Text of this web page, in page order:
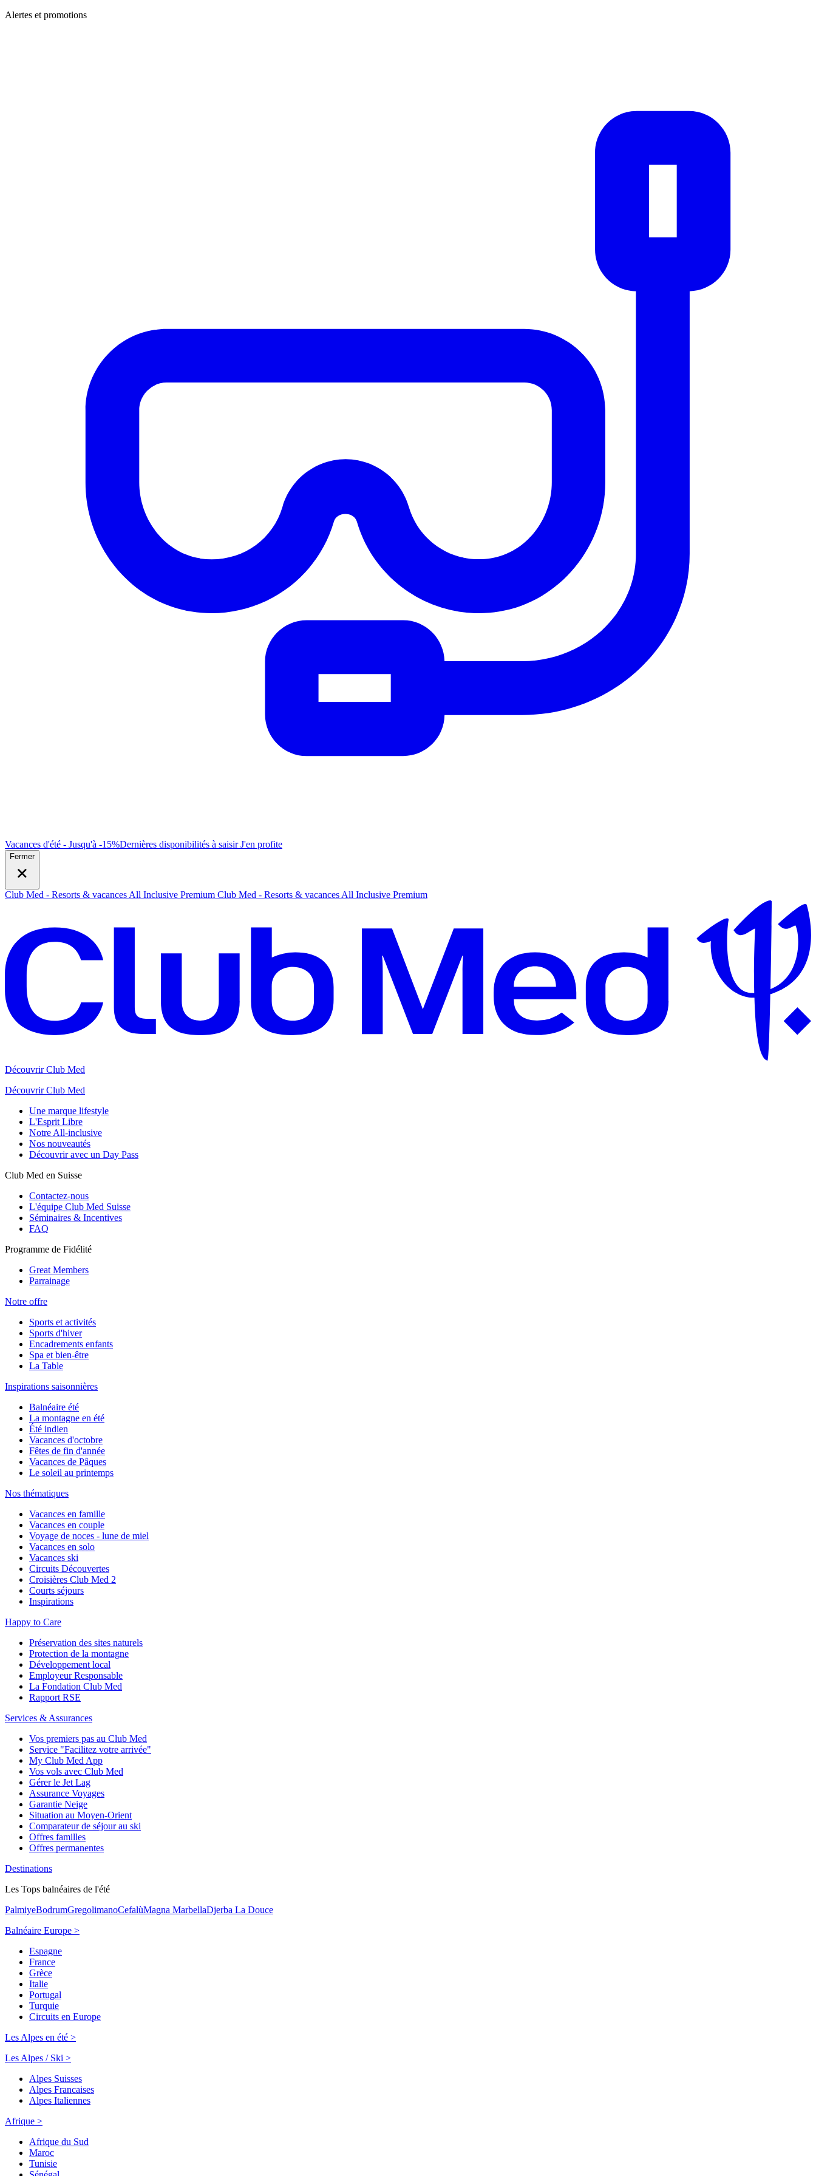
Alertes et promotions
Vacances d'été - Jusqu'à -15%Dernières disponibilités à saisirJ'en profite
Fermer
Club Med - Resorts & vacances All Inclusive Premium Club Med - Resorts & vacances All Inclusive Premium
Découvrir Club Med
Découvrir Club Med
Une marque lifestyle
L'Esprit Libre
Notre All-inclusive
Nos nouveautés
Découvrir avec un Day Pass
Club Med en Suisse
Contactez-nous
L'équipe Club Med Suisse
Séminaires & Incentives
FAQ
Programme de Fidélité
Great Members
Parrainage
Notre offre
Sports et activités
Sports d'hiver
Encadrements enfants
Spa et bien-être
La Table
Inspirations saisonnières
Balnéaire été
La montagne en été
Été indien
Vacances d'octobre
Fêtes de fin d'année
Vacances de Pâques
Le soleil au printemps
Nos thématiques
Vacances en famille
Vacances en couple
Voyage de noces - lune de miel
Vacances en solo
Vacances ski
Circuits Découvertes
Croisières Club Med 2
Courts séjours
Inspirations
Happy to Care
Préservation des sites naturels
Protection de la montagne
Développement local
Employeur Responsable
La Fondation Club Med
Rapport RSE
Services & Assurances
Vos premiers pas au Club Med
Service "Facilitez votre arrivée"
My Club Med App
Vos vols avec Club Med
Gérer le Jet Lag
Assurance Voyages
Garantie Neige
Situation au Moyen-Orient
Comparateur de séjour au ski
Offres familles
Offres permanentes
Destinations
Les Tops balnéaires de l'été
PalmiyeBodrumGregolimanoCefalùMagna MarbellaDjerba La Douce
Balnéaire Europe >
Espagne
France
Grèce
Italie
Portugal
Turquie
Circuits en Europe
Les Alpes en été >
Les Alpes / Ski >
Alpes Suisses
Alpes Francaises
Alpes Italiennes
Afrique >
Afrique du Sud
Maroc
Tunisie